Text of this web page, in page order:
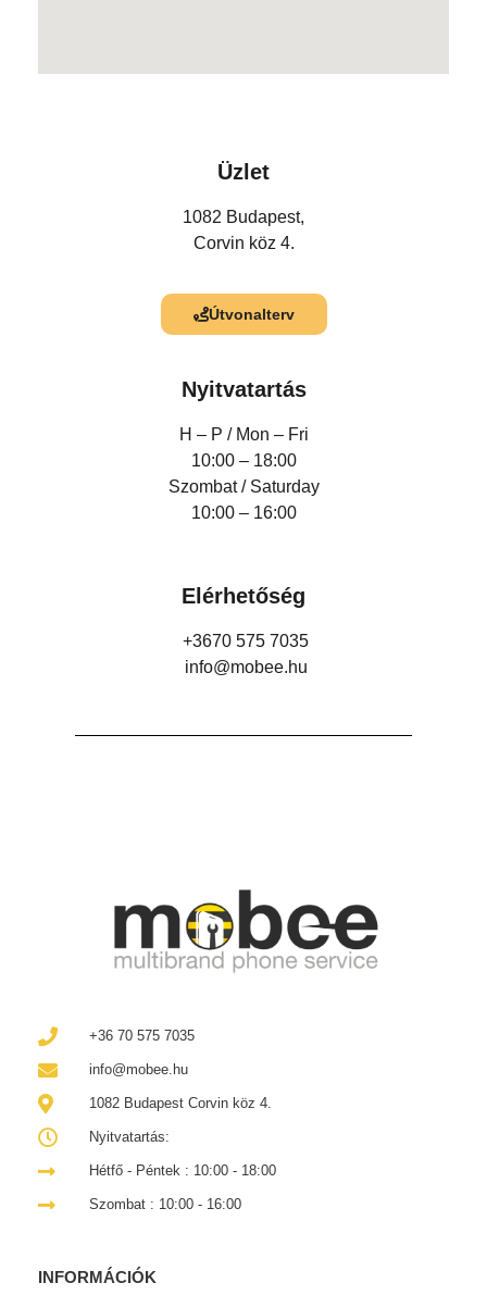
Üzlet
1082 Budapest,
Corvin köz 4.
Útvonalterv
Nyitvatartás
H – P / Mon – Fri
10:00 – 18:00
Szombat / Saturday
10:00 – 16:00
Elérhetőség
+3670 575 7035
info@mobee.hu
+36 70 575 7035
info@mobee.hu
1082 Budapest Corvin köz 4.
Nyitvatartás:
Hétfő - Péntek : 10:00 - 18:00
Szombat : 10:00 - 16:00
INFORMÁCIÓK